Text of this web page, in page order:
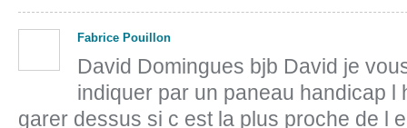
Fabrice Pouillon
David Domingues bjb David je
indiquer par un paneau handicap l
garer dessus si c est la plus proche de l